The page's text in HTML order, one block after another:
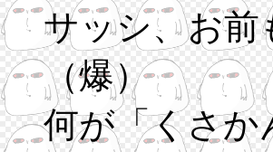
サッシ、お前
（爆）
何が「くさか